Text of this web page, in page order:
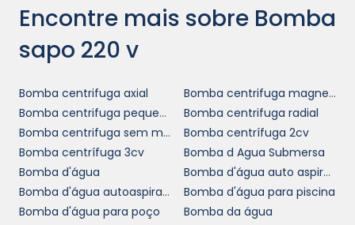
recursos.
APLICAÇÕES E SETORES DE
USO
A versatilidade da bomba sapo 220 Va
torna ideal para diversos setores. Na
construção civil, por exemplo, é amplamente
utilizada para desaguar terrenos durante
obras e facilitar a drenagem de valas. No
agronegócio, sua eficiência em bombear
Encontre mais sobre Bomba
sapo 220 v
Bomba centrifuga axial
Bomba centrifuga magnetica
Bomba centrifuga pequena
Bomba centrifuga radial
Bomba centrifuga sem motor
Bomba centrífuga 2cv
Bomba centrífuga 3cv
Bomba d Agua Submersa
Bomba d'água
Bomba d'água auto aspirante
Bomba d'água autoaspirante
Bomba d'água para piscina
Bomba d'água para poço
Bomba da água